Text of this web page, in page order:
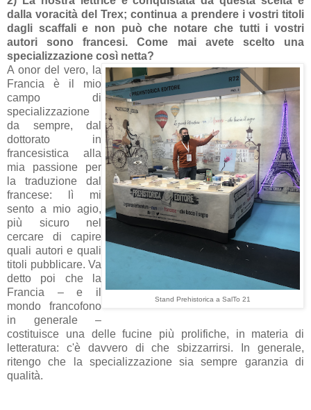
dalla voracità del Trex; continua a prendere i vostri titoli
dagli scaffali e non può che notare che tutti i vostri
autori sono francesi. Come mai avete scelto una
specializzazione così netta?
Stand Prehistorica a SalTo 21
A onor del vero, la
Francia è il mio
campo di
specializzazione
da sempre, dal
dottorato in
francesistica alla
mia passione per
la traduzione dal
francese: lì mi
sento a mio agio,
più sicuro nel
cercare di capire
quali autori e quali
titoli pubblicare. Va
detto poi che la
Francia – e il
mondo francofono
in generale –
costituisce una delle fucine più prolifiche, in materia di
letteratura: c'è davvero di che sbizzarrirsi. In generale,
ritengo che la specializzazione sia sempre garanzia di
qualità.